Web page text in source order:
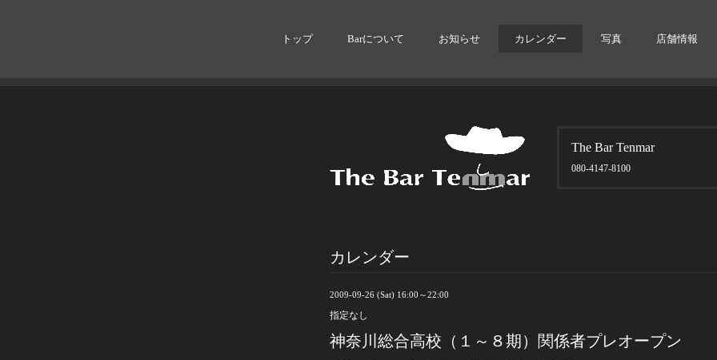
トップ Barについて お知らせ カレンダー 写真 店舗情報
The Bar Tenmar
080-4147-8100
カレンダー
2009-09-26 (Sat) 16:00～22:00
指定なし
神奈川総合高校（１～８期）関係者プレオープン